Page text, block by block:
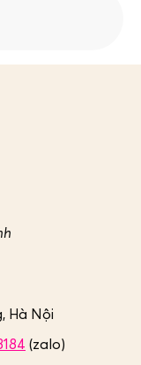
Hà Nội
(zalo)